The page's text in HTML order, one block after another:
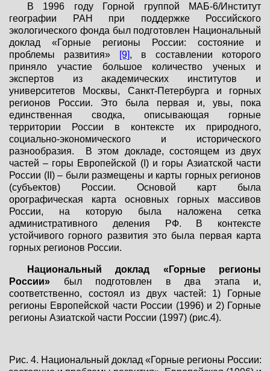
В 1996 году Горной группой МАБ-6/Институт
географии РАН при поддержке Российского
экологического фонда был подготовлен Национальный
доклад «Горные регионы России: состояние и
проблемы развития»
[9], в составлении которого
приняло участие большое количество ученых и
экспертов из академических институтов и
университетов Москвы, Санкт-Петербурга и горных
регионов России. Это была первая и, увы, пока
единственная сводка, описывающая горные
территории России в контексте их природного,
социально-экономического и исторического
разнообразия. В этом докладе, состоящем из двух
частей – горы Европейской (I) и горы Азиатской части
России (II) – были размещены и карты горных регионов
(субъектов) России. Основой карт была
орографическая карта основных горных массивов
России, на которую была наложена сетка
административного деления РФ. В контексте
устойчивого горного развития это была первая карта
горных регионов России.
Национальный доклад «Горные регионы
России» был подготовлен в два этапа и,
соответственно, состоял из двух частей: 1) Горные
регионы Европейской части России (1996) и 2) Горные
регионы Азиатской части России (1997) (рис.4).
Рис. 4. Национальный доклад «Горные регионы России: